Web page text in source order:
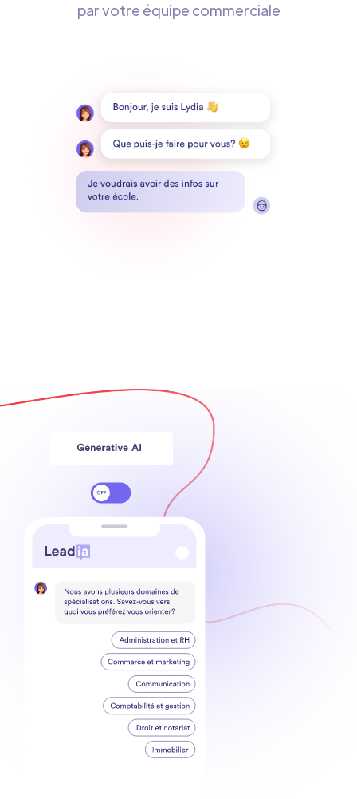
par votre équipe commerciale